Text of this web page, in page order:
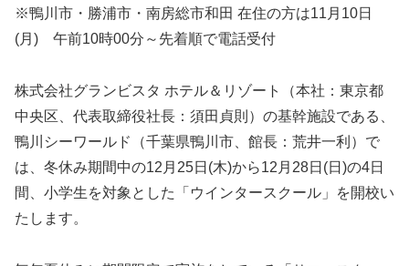
※鴨川市・勝浦市・南房総市和田 在住の方は11月10日
(月) 午前10時00分～先着順で電話受付
株式会社グランビスタ ホテル＆リゾート（本社：東京都
中央区、代表取締役社長：須田貞則）の基幹施設である、
鴨川シーワールド（千葉県鴨川市、館長：荒井一利）で
は、冬休み期間中の12月25日(木)から12月28日(日)の4日
間、小学生を対象とした「ウインタースクール」を開校い
たします。